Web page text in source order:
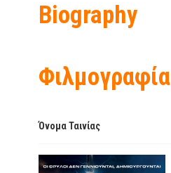
Biography
Φιλμογραφία
Όνομα Ταινίας